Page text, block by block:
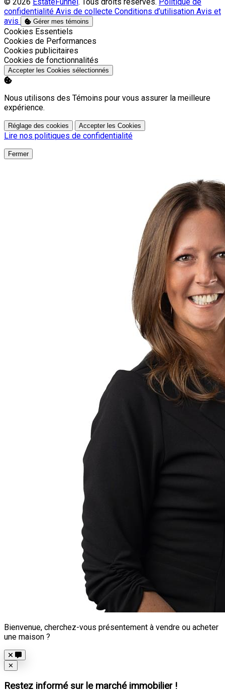
confidentialité Avis de collecte Conditions d’utilisation Avis et
avis
Gérer mes témoins
Activer
Cookies Essentiels
Activer
Cookies de Performances
Activer
Cookies publicitaires
Activer
Cookies de fonctionnalités
Accepter les Cookies sélectionnés
Nous utilisons des Témoins pour vous assurer la meilleure
expérience.
Réglage des cookies Accepter les Cookies
Lire nos politiques de confidentialité
Fermer
Bienvenue, cherchez-vous présentement à vendre ou acheter
une maison ?
Close
✕
Restez informé sur le marché immobilier !